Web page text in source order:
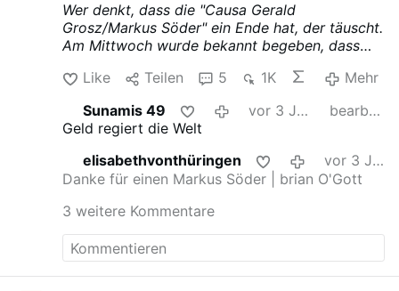
Wer denkt, dass die "Causa Gerald
Grosz/Markus Söder" ein Ende hat, der täuscht.
Am Mittwoch wurde bekannt begeben, dass
eingestellt wird – doch nun heißt es: Die
Grosz ein "einzigartiger Justizskandal".
STEIERMARK. So schnell kann es gehen: Der
Auftritt Gerald Grosz' beim "politischen
Aschermittwoch" der AfD im niederbayerischen
Landkreis Deggendorf, bei dem erMarkus
Söderunter anderem als "Corona-Autokraten"
dazu, dass der CSU-Politiker und
Ministerpräsident des Freistaates Bayern
Anzeige gegen den Ex-BZÖ-Politiker erstattete.
Like Teilen 5 1K
Mehr
Sunamis 49
vor 3 Jahren
bearbeitet
Geld regiert die Welt
elisabethvonthüringen
vor 3 Jahren
Danke für einen Markus Söder | brian O'Gott
3 weitere Kommentare